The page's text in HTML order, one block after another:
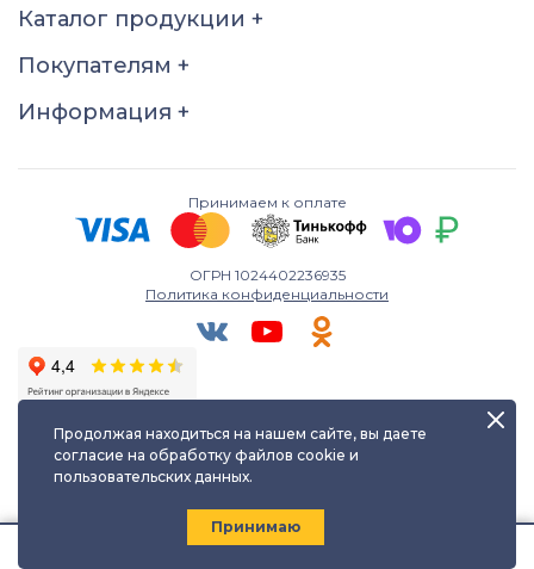
25,5
Каталог продукции +
Покупателям +
Информация +
Принимаем к оплате
ОГРН 1024402236935
Политика конфиденциальности
Любое использование либо копирование материалов сайта
kayuf.ru| © КаЮФ , 2013-2026
Продолжая находиться на нашем сайте, вы даете
согласие на обработку файлов cookie и
пользовательских данных.
Принимаю